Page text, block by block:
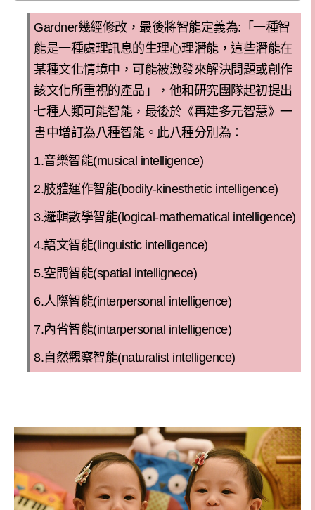
Gardner幾經修改，最後將智能定義為: 「一種智
能是一種處理訊息的生理心理潛能，這些潛能在
某種文化情境中，可能被激發來解決問題或創作
該文化所重視的產品」，他和研究團隊起初提出
七種人類可能智能，最後於《再建多元智慧》一
書中增訂為八種智能。此八種分別 為：
1.音樂智能(musical intelligence)
2.肢體運作智能(bodily-kinesthetic intelligence)
3.邏輯數學智能(logical-mathematical intelligence)
4.語文智能(linguistic intelligence)
5.空間智能(spatial intellignece)
6.人際智能(interpersonal intelligence)
7.內省智能(intarpersonal intelligence)
8.自然觀察智能(naturalist intelligence)